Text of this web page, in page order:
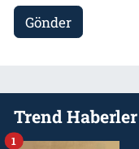
Gönder
Trend Haberler
1